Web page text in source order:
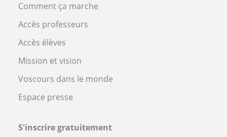
Comment ça marche
Accès professeurs
Accès élèves
Mission et vision
Voscours dans le monde
Espace presse
S'inscrire gratuitement